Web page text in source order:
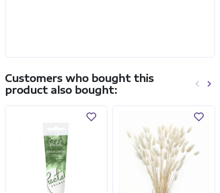
Customers who bought this
product also bought:
keyboard_arrow_left keyboard_arrow_right